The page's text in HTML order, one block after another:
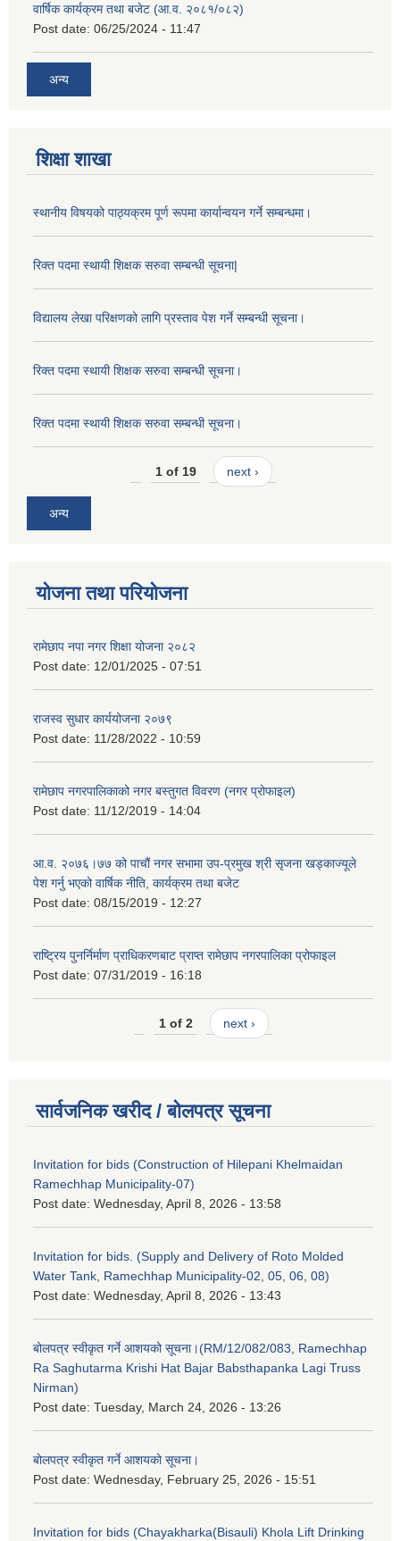
वार्षिक कार्यक्रम तथा बजेट (आ.व. २०८१/०८२)
Post date: 06/25/2024 - 11:47
अन्य
शिक्षा शाखा
स्थानीय विषयको पाठ्यक्रम पूर्ण रूपमा कार्यान्वयन गर्ने सम्बन्धमा।
रिक्त पदमा स्थायी शिक्षक सरुवा सम्बन्धी सूचना|
विद्यालय लेखा परिक्षणको लागि प्रस्ताव पेश गर्ने सम्बन्धी सूचना।
रिक्त पदमा स्थायी शिक्षक सरुवा सम्बन्धी सूचना।
रिक्त पदमा स्थायी शिक्षक सरुवा सम्बन्धी सूचना।
1 of 19 next ›
अन्य
योजना तथा परियोजना
रामेछाप नपा नगर शिक्षा योजना २०८२
Post date: 12/01/2025 - 07:51
राजस्व सुधार कार्ययोजना २०७९
Post date: 11/28/2022 - 10:59
रामेछाप नगरपालिकाको नगर बस्तुगत विवरण (नगर प्रोफाइल)
Post date: 11/12/2019 - 14:04
आ.व. २०७६।७७ को पाचौं नगर सभामा उप-प्रमुख श्री सृजना खड्काज्यूले
पेश गर्नु भएको वार्षिक नीति, कार्यक्रम तथा बजेट
Post date: 08/15/2019 - 12:27
राष्ट्रिय पुनर्निर्माण प्राधिकरणबाट प्राप्त रामेछाप नगरपालिका प्रोफाइल
Post date: 07/31/2019 - 16:18
1 of 2 next ›
सार्वजनिक खरीद / बोलपत्र सूचना
Invitation for bids (Construction of Hilepani Khelmaidan
Ramechhap Municipality-07)
Post date: Wednesday, April 8, 2026 - 13:58
Invitation for bids. (Supply and Delivery of Roto Molded
Water Tank, Ramechhap Municipality-02, 05, 06, 08)
Post date: Wednesday, April 8, 2026 - 13:43
बोलपत्र स्वीकृत गर्ने आशयको सूचना।(RM/12/082/083, Ramechhap
Ra Saghutarma Krishi Hat Bajar Babsthapanka Lagi Truss
Nirman)
Post date: Tuesday, March 24, 2026 - 13:26
बोलपत्र स्वीकृत गर्ने आशयको सूचना।
Post date: Wednesday, February 25, 2026 - 15:51
Invitation for bids (Chayakharka(Bisauli) Khola Lift Drinking